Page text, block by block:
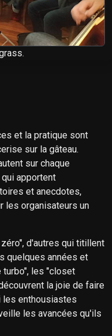
et la pratique sont
sur la gâteau.
sur chaque
apportent
et anecdotes,
les organisateurs un
d'autres qui titillent
quelques années et
turbo", les "closet
la joie de faire
les enthousiastes
les avancées qu'ils